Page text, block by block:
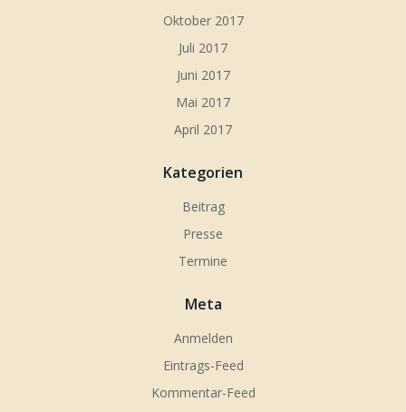
Oktober 2017
Juli 2017
Juni 2017
Mai 2017
April 2017
Kategorien
Beitrag
Presse
Termine
Meta
Anmelden
Eintrags-Feed
Kommentar-Feed